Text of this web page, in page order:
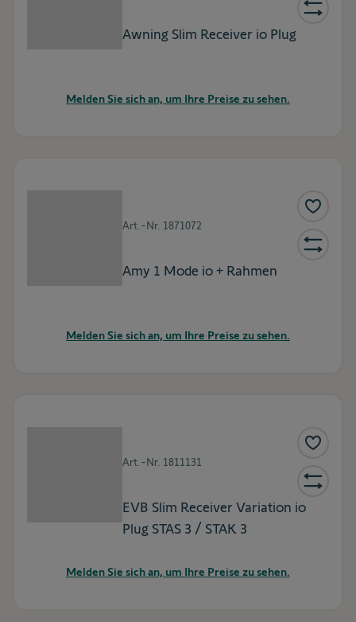
Awning Slim Receiver io Plug
Melden Sie sich an, um Ihre Preise zu sehen.
Art.-Nr. 1871072
Amy 1 Mode io + Rahmen
Melden Sie sich an, um Ihre Preise zu sehen.
Art.-Nr. 1811131
EVB Slim Receiver Variation io
Plug STAS 3 / STAK 3
Melden Sie sich an, um Ihre Preise zu sehen.